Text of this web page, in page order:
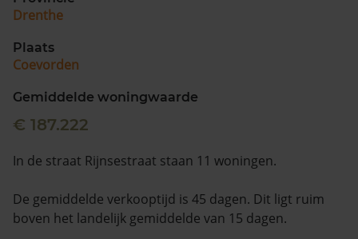
Drenthe
Plaats
Coevorden
Gemiddelde woningwaarde
€ 187.222
In de straat Rijnsestraat staan 11 woningen.
De gemiddelde verkooptijd is 45 dagen. Dit ligt ruim
boven het landelijk gemiddelde van 15 dagen.